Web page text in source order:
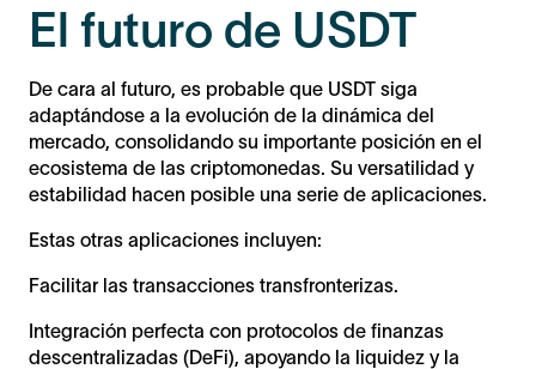
El futuro de USDT
De cara al futuro, es probable que USDT siga
adaptándose a la evolución de la dinámica del
mercado, consolidando su importante posición en el
ecosistema de las criptomonedas. Su versatilidad y
estabilidad hacen posible una serie de aplicaciones.
Estas otras aplicaciones incluyen:
Facilitar las transacciones transfronterizas.
Integración perfecta con protocolos de finanzas
descentralizadas (DeFi), apoyando la liquidez y la